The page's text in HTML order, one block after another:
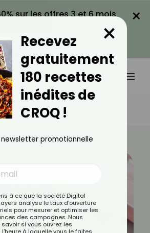
sur les offres 3 et 6 mois
VOIR LA PROMO
×
Vos Déjeuner À Emporter
Recevez
gratuitement
180 recettes
inédites de
CROQ !
×
newsletter promotionnelle
à ce que la société Digital
analyse le taux d'ouverture
pour mesurer et optimiser les
des campagnes. Nous
si vous ouvrez les